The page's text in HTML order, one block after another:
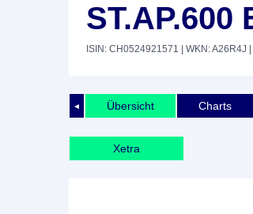
ST.AP.600
ISIN: CH0524921571 | WKN: A26R4J
◄ Übersicht Charts
Xetra